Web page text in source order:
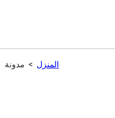
المنزل > مدونة